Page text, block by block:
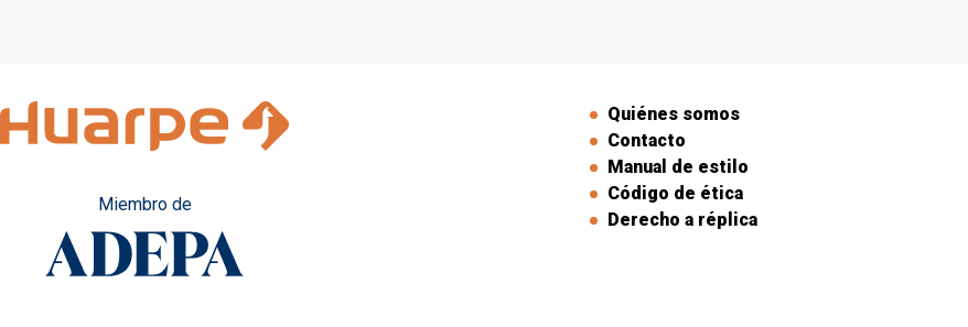
Miembro de
Quiénes somos
Contacto
Manual de estilo
Código de ética
Derecho a réplica